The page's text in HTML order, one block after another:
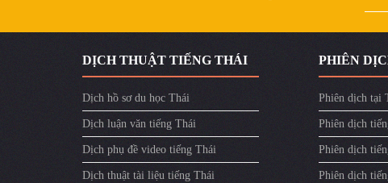
DỊCH THUẬT TIẾNG THÁI
Dịch hồ sơ du học Thái
Dịch luận văn tiếng Thái
Dịch phụ đề video tiếng Thái
Dịch thuật tài liệu tiếng Thái
PHIÊN
Phiên dịch tại
Phiên dịch
Phiên dịch
Phiên dịch